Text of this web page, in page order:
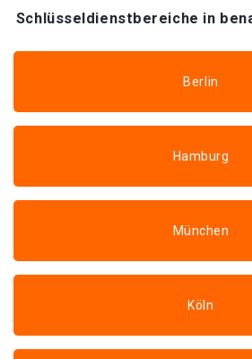
Schlüsseldienstbereiche in
Berlin
Hamburg
München
Köln